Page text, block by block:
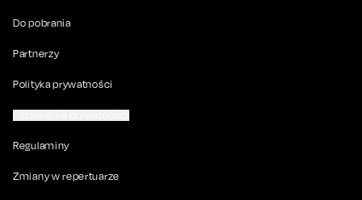
Do pobrania
Partnerzy
Polityka prywatności
Regulaminy
Zmiany w repertuarze